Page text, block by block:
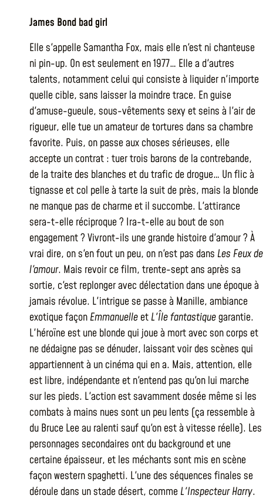
James Bond bad girl
Elle s'appelle Samantha Fox, mais elle n'est ni chanteuse
ni pin-up. On est seulement en 1977… Elle a d'autres
talents, notamment celui qui consiste à liquider n'importe
quelle cible, sans laisser la moindre trace. En guise
d'amuse-gueule, sous-vêtements sexy et seins à l'air de
rigueur, elle tue un amateur de tortures dans sa chambre
favorite. Puis, on passe aux choses sérieuses, elle
accepte un contrat : tuer trois barons de la contrebande,
de la traite des blanches et du trafic de drogue… Un flic à
tignasse et col pelle à tarte la suit de près, mais la blonde
ne manque pas de charme et il succombe. L'attirance
sera-t-elle réciproque ? Ira-t-elle au bout de son
engagement ? Vivront-ils une grande histoire d'amour ? À
vrai dire, on s'en fout un peu, on n'est pas dans Les Feux de
l'amour. Mais revoir ce film, trente-sept ans après sa
sortie, c'est replonger avec délectation dans une époque à
jamais révolue. L'intrigue se passe à Manille, ambiance
exotique façon Emmanuelle et L'Île fantastiquegarantie.
L'héroïne est une blonde qui joue à mort avec son corps et
ne dédaigne pas se dénuder, laissant voir des scènes qui
appartiennent à un cinéma qui en a. Mais, attention, elle
est libre, indépendante et n'entend pas qu'on lui marche
sur les pieds. L'action est savamment dosée même si les
combats à mains nues sont un peu lents (ça ressemble à
du Bruce Lee au ralenti sauf qu'on est à vitesse réelle). Les
personnages secondaires ont du background et une
certaine épaisseur, et les méchants sont mis en scène
façon western spaghetti. L'une des séquences finales se
déroule dans un stade désert, comme L'Inspecteur Harry.